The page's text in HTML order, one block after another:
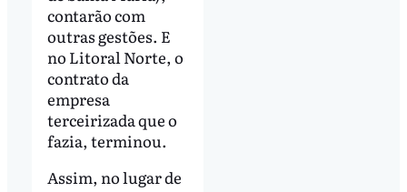
contarão com
outras gestões. E
no Litoral Norte, o
contrato da
empresa
terceirizada que o
fazia, terminou.
Assim, no lugar de